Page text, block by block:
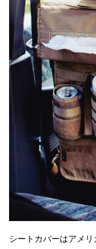
シートカバーはアメ